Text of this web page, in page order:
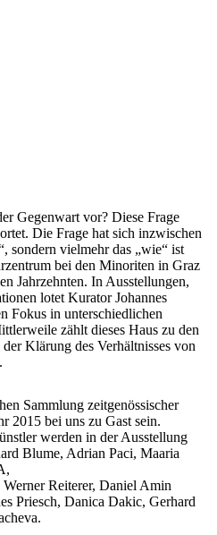
Gegenwart vor? Diese Frage
Die Frage hat sich inzwischen
sondern vielmehr das „wie“ ist
bei den Minoriten in Graz
Jahrzehnten. In Ausstellungen,
lotet Kurator Johannes
Fokus in unterschiedlichen
zählt dieses Haus zu den
Klärung des Verhältnisses von
Sammlung zeitgenössischer
2015 bei uns zu Gast sein.
werden in der Ausstellung
Blume, Adrian Paci, Maaria
Reiterer, Daniel Amin
Priesch, Danica Dakic, Gerhard